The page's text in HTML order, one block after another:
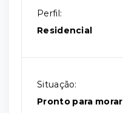
Perfil:
Residencial
Situação:
Pronto para morar